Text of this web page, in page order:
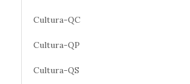
Cultura-QC
Cultura-QP
Cultura-QS